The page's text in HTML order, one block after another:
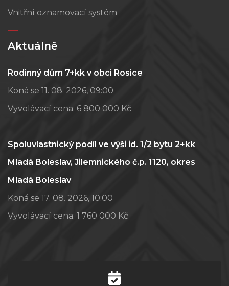
Vnitřní oznamovací systém
Aktuálně
Rodinný dům 7+kk v obci Rosice
Koná se 11. 08. 2026, 09:00
Vyvolávací cena: 6 800 000 Kč
Spoluvlastnický podíl ve výši id. 1/2 bytu 2+kk
Mladá Boleslav, Jilemnického č.p. 1120, okres
Mladá Boleslav
Koná se 17. 08. 2026, 10:00
Vyvolávací cena: 1 760 000 Kč